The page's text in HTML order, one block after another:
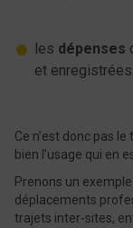
les dépenses
et
Ce n’est donc pas
bien l’usage qui en
Prenons un
déplacements
trajets inter-sites,